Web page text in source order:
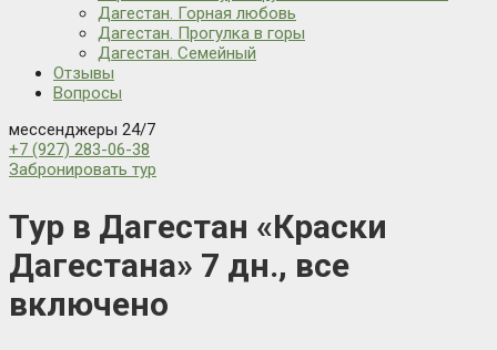
Дагестан. Горная любовь
Дагестан. Прогулка в горы
Дагестан. Семейный
Отзывы
Вопросы
мессенджеры 24/7
+7 (927) 283-06-38
Забронировать тур
Тур в Дагестан «Краски
Дагестана» 7 дн., все
включено